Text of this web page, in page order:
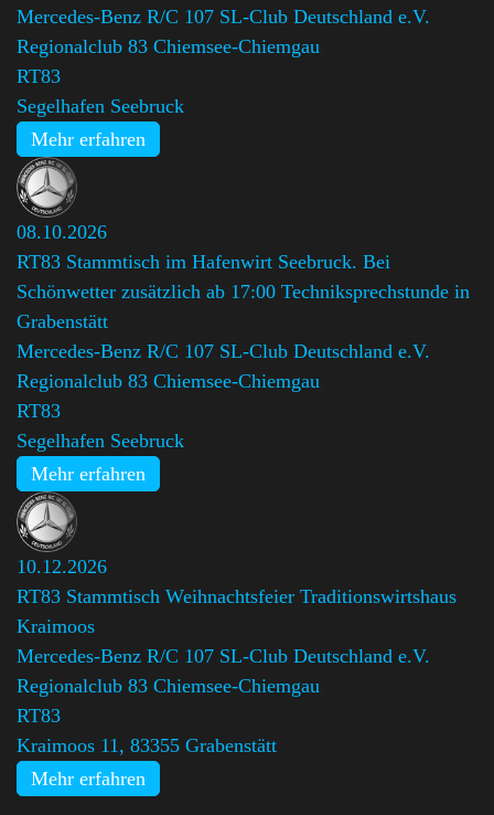
Mercedes-Benz R/C 107 SL-Club Deutschland e.V.
Regionalclub 83 Chiemsee-Chiemgau
RT83
Segelhafen Seebruck
Mehr erfahren
08.10.2026
RT83 Stammtisch im Hafenwirt Seebruck. Bei
Schönwetter zusätzlich ab 17:00 Techniksprechstunde in
Grabenstätt
Mercedes-Benz R/C 107 SL-Club Deutschland e.V.
Regionalclub 83 Chiemsee-Chiemgau
RT83
Segelhafen Seebruck
Mehr erfahren
10.12.2026
RT83 Stammtisch Weihnachtsfeier Traditionswirtshaus
Kraimoos
Mercedes-Benz R/C 107 SL-Club Deutschland e.V.
Regionalclub 83 Chiemsee-Chiemgau
RT83
Kraimoos 11, 83355 Grabenstätt
Mehr erfahren